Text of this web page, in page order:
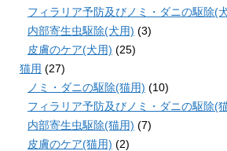
フィラリア予防及びノミ・ダニの駆除(
内部寄生虫駆除(犬用) (3)
皮膚のケア(犬用) (25)
猫用 (27)
ノミ・ダニの駆除(猫用) (10)
フィラリア予防及びノミ・ダニの駆除(
内部寄生虫駆除(猫用) (7)
皮膚のケア(猫用) (2)